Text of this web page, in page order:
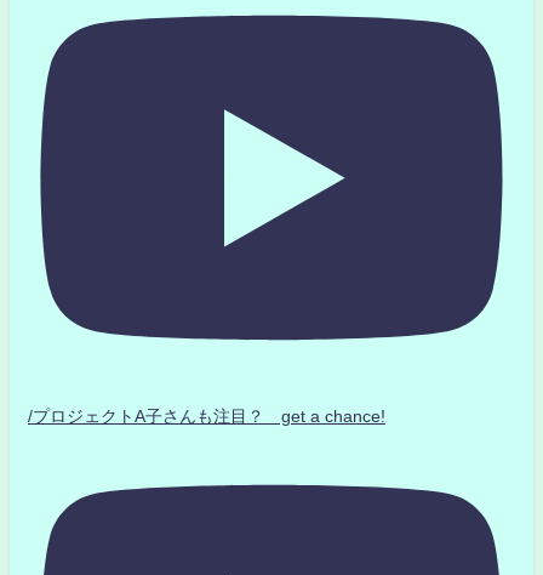
/プロジェクトA子さんも注目？ get a chance!